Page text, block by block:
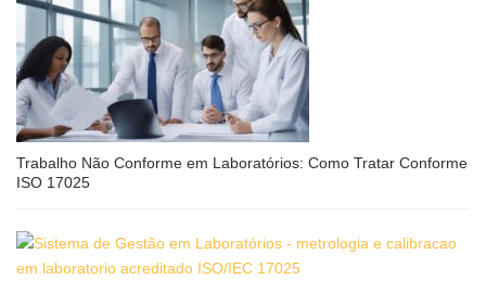
Trabalho Não Conforme em Laboratórios: Como Tratar Conforme
ISO 17025